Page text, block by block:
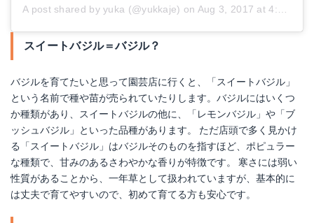
A post shared by yuka (@yukkaje) on Aug 3, 2017 at 4:37pm PDT
スイートバジル＝バジル？
バジルを育てたいと思って園芸店に行くと、「スイートバジル」
という名前で種や苗が売られていたりします。バジルにはいくつ
か種類があり、スイートバジルの他に、「レモンバジル」や「ブ
ッシュバジル」といった品種があります。 ただ店頭で多く見かけ
る「スイートバジル」はバジルそのものを指すほど、ポピュラー
な種類で、甘みのあるさわやかな香りが特徴です。 寒さには弱い
性質があることから、一年草として扱われていますが、基本的に
は丈夫で育てやすいので、初めて育てる方も安心です。